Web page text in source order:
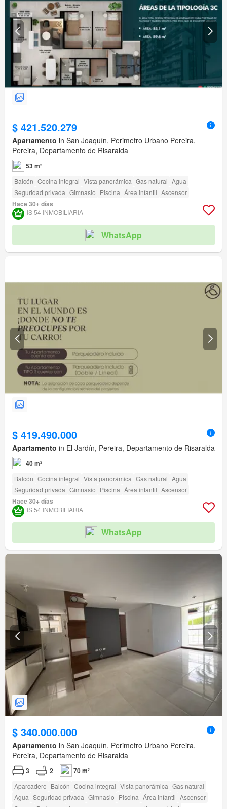
$ 421.520.279
Apartamento in San Joaquín, Perimetro Urbano Pereira,
Pereira, Departamento de Risaralda
53 m²
Balcón Cocina integral Vista panorámica Gas natural Agua
Seguridad privada Gimnasio Piscina Área infantil Ascensor
Hace 30+ días
IS 54 INMOBILIARIA
WhatsApp
$ 419.490.000
Apartamento in El Jardín, Pereira, Departamento de Risaralda
40 m²
Balcón Cocina integral Vista panorámica Gas natural Agua
Seguridad privada Gimnasio Piscina Área infantil Ascensor
Hace 30+ días
IS 54 INMOBILIARIA
WhatsApp
$ 340.000.000
Apartamento in San Joaquín, Perimetro Urbano Pereira,
Pereira, Departamento de Risaralda
3 2 70 m²
Aparcadero Balcón Cocina integral Vista panorámica Gas natural
Agua Seguridad privada Gimnasio Piscina Área infantil Ascensor